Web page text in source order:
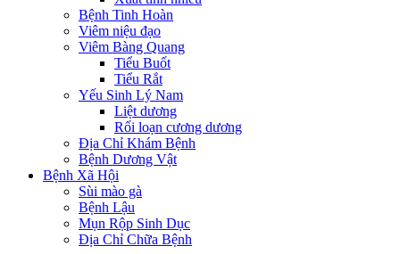
Bệnh Tinh Hoàn
Viêm niệu đạo
Viêm Bàng Quang
Tiểu Buốt
Tiểu Rắt
Yếu Sinh Lý Nam
Liệt dương
Rối loạn cương dương
Địa Chỉ Khám Bệnh
Bệnh Dương Vật
Bệnh Xã Hội
Sùi mào gà
Bệnh Lậu
Mụn Rộp Sinh Dục
Địa Chỉ Chữa Bệnh